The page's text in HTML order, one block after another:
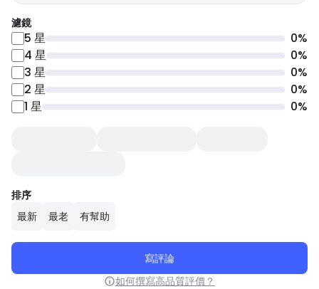
濾鏡
5 星 0%
4 星 0%
3 星 0%
2 星 0%
1 星 0%
排序
最新
最老 有幫助
寫評論
如何撰寫高品質評價？